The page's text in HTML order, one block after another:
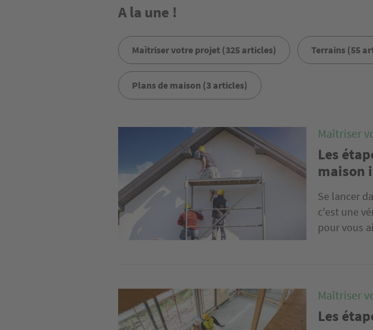
A la une !
Maîtriser votre projet (325 articles) Terrains (55
Plans de maison (3 articles)
Maîtriser
Les
maison
Se lancer
c'est une
pour vous
Maîtriser
Les